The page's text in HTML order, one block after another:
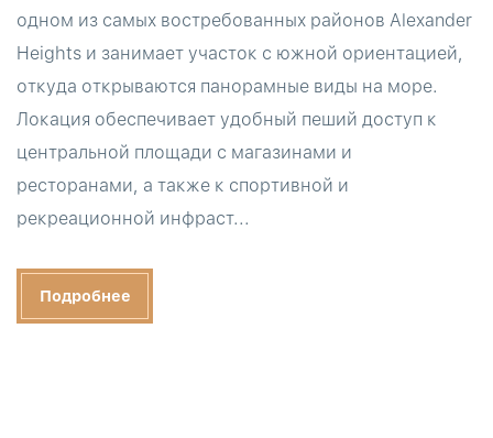
одном из самых востребованных районов Alexander
Heights и занимает участок с южной ориентацией,
откуда открываются панорамные виды на море.
Локация обеспечивает удобный пеший доступ к
центральной площади с магазинами и
ресторанами, а также к спортивной и
рекреационной инфраст...
Подробнее